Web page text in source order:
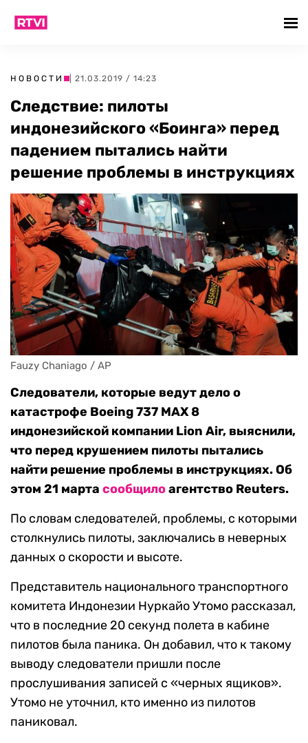
НОВОСТИ | 21.03.2019 / 14:23
Следствие: пилоты
индонезийского «Боинга» перед
падением пытались найти
решение проблемы в инструкциях
Fauzy Chaniago / AP
Следователи, которые ведут дело о
катастрофе Boeing 737 MAX 8
индонезийской компании Lion Air, выяснили,
что перед крушением пилоты пытались
найти решение проблемы в инструкциях. Об
этом 21 марта сообщилоагентство Reuters.
По словам следователей, проблемы, с которыми
столкнулись пилоты, заключались в неверных
данных о скорости и высоте.
Представитель национального транспортного
комитета Индонезии Нуркайо Утомо рассказал,
что в последние 20 секунд полета в кабине
пилотов была паника. Он добавил, что к такому
выводу следователи пришли после
прослушивания записей с «черных ящиков».
Утомо не уточнил, кто именно из пилотов
паниковал.